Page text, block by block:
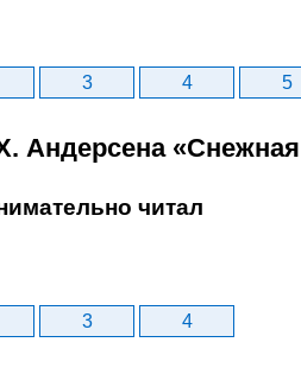
3 4 5
Андерсена
читал
3 4